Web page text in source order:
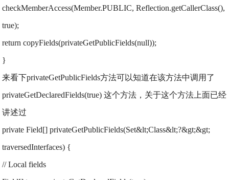
checkMemberAccess(Member.PUBLIC, Reflection.getCallerClass(),
true);
return copyFields(privateGetPublicFields(null));
}
来看下privateGetPublicFields方法可以知道在该方法中调用了
privateGetDeclaredFields(true) 这个方法，关于这个方法上面已经
讲述过
private Field[] privateGetPublicFields(Set&lt;Class&lt;?&gt;&gt;
traversedInterfaces) {
// Local fields